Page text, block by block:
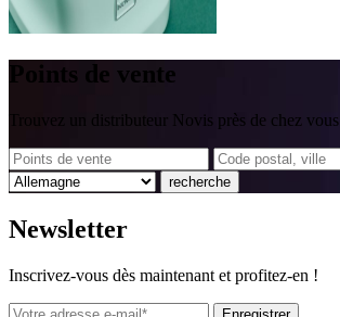
Points de vente
Trouvez un distributeur Novis près de chez vous
recherche
Newsletter
Inscrivez-vous dès maintenant et profitez-en !